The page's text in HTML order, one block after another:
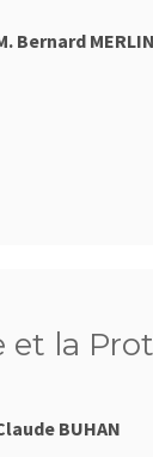
Bernard MERLIN
et la
BUHAN